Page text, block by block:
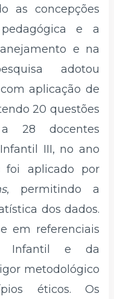
as concepções
e a
e na
adotou
aplicação de
20 questões
a 28 docentes
III, no ano
foi aplicado por
, permitindo a
dos dados.
em referenciais
Infantil e da
metodológico
éticos. Os